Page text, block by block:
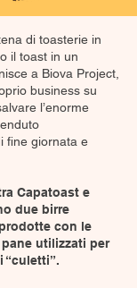
di toasterie in
il toast in un
a Biova Project,
business su
l’enorme
fine giornata e
Capatoast e
due birre
con le
utilizzati per
“culetti”.